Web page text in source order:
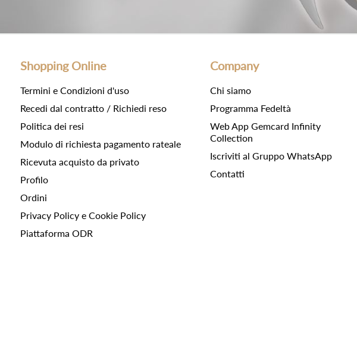
Shopping Online
Termini e Condizioni d'uso
Recedi dal contratto / Richiedi reso
Politica dei resi
Modulo di richiesta pagamento rateale
Ricevuta acquisto da privato
Profilo
Ordini
Privacy Policy e Cookie Policy
Piattaforma ODR
Company
Chi siamo
Programma Fedeltà
Web App Gemcard Infinity
Collection
Iscriviti al Gruppo WhatsApp
Contatti